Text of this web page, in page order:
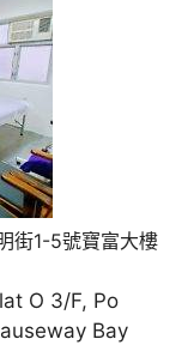
街1-5號寶富大樓
O 3/F, Po
Bay